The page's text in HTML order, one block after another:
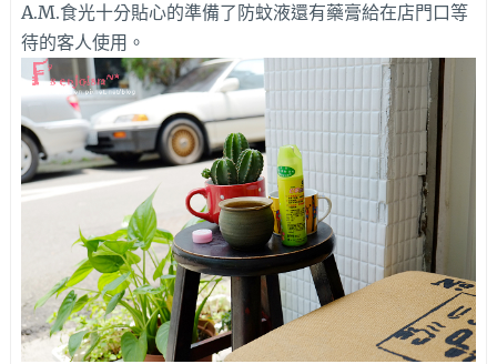
A.M.食光十分貼心的準備了防蚊液還有藥膏給在店門口等
待的客人使用。